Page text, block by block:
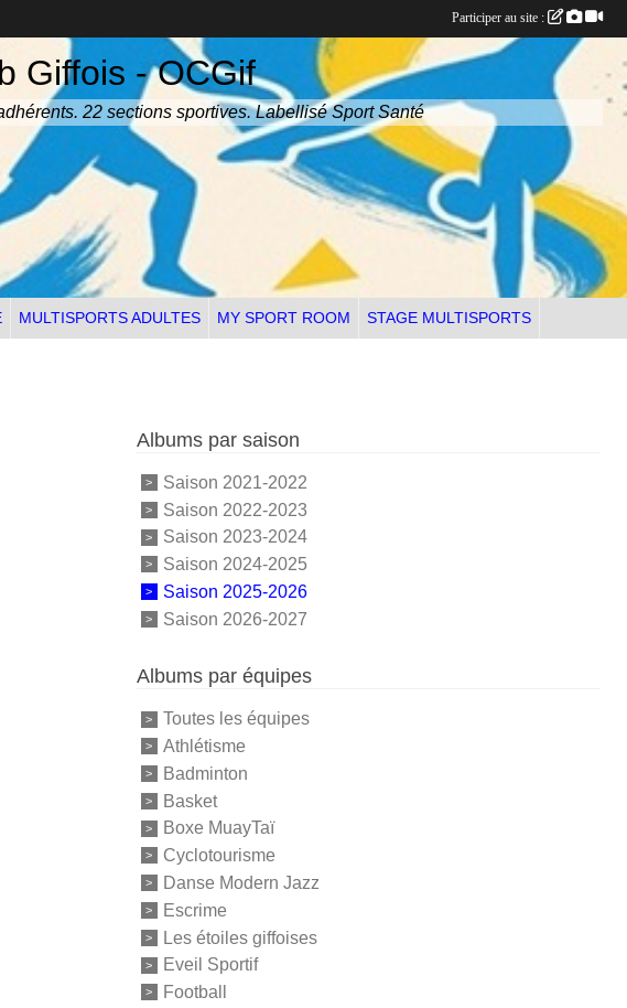
Giffois - OCGif
22 sections sportives. Labellisé Sport Santé
MULTISPORTS ADULTES MY SPORT ROOM STAGE MULTISPORTS
Albums par saison
Saison 2021-2022
Saison 2022-2023
Saison 2023-2024
Saison 2024-2025
Saison 2025-2026
Saison 2026-2027
Albums par équipes
Toutes les équipes
Athlétisme
Badminton
Basket
Boxe MuayTaï
Cyclotourisme
Danse Modern Jazz
Escrime
Les étoiles giffoises
Eveil Sportif
Football
Participer au site :